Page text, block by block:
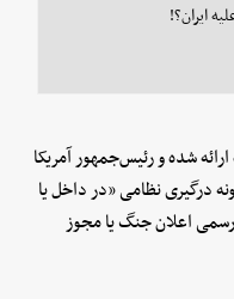
ایران؟!
شده و رئیس‌جمهور آمریکا
درگیری نظامی «در داخل یا
رسمی اعلان جنگ یا مجوز